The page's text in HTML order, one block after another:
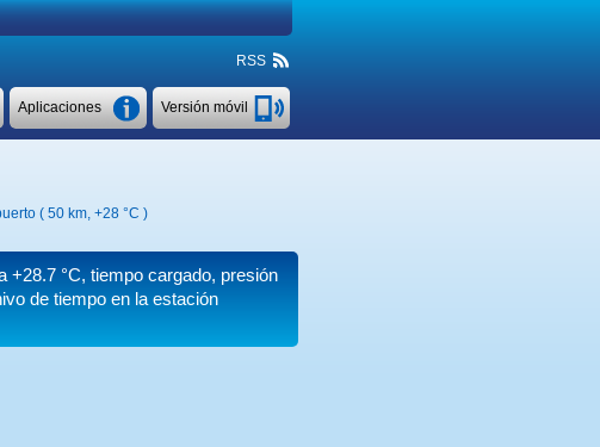
RSS
Versión móvil
Aplicaciones
( 50 km, +28 °C )
+28.7 °C, tiempo cargado, presión
de tiempo en la estación